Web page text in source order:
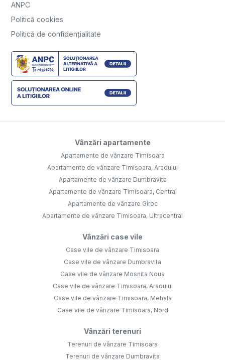
ANPC
Politică cookies
Politică de confidențialitate
Vânzări apartamente
Apartamente de vânzare Timisoara
Apartamente de vânzare Timisoara, Aradului
Apartamente de vânzare Dumbravita
Apartamente de vânzare Timisoara, Central
Apartamente de vânzare Giroc
Apartamente de vânzare Timisoara, Ultracentral
Vânzări case vile
Case vile de vânzare Timisoara
Case vile de vânzare Dumbravita
Case vile de vânzare Mosnita Noua
Case vile de vânzare Timisoara, Aradului
Case vile de vânzare Timisoara, Mehala
Case vile de vânzare Timisoara, Nord
Vânzări terenuri
Terenuri de vânzare Timisoara
Terenuri de vânzare Dumbravita